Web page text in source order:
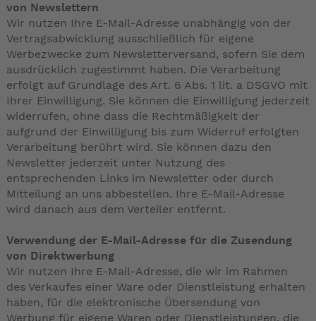
von Newslettern
Wir nutzen Ihre E-Mail-Adresse unabhängig von der
Vertragsabwicklung ausschließlich für eigene
Werbezwecke zum Newsletterversand, sofern Sie dem
ausdrücklich zugestimmt haben. Die Verarbeitung
erfolgt auf Grundlage des Art. 6 Abs. 1 lit. a DSGVO mit
Ihrer Einwilligung. Sie können die Einwilligung jederzeit
widerrufen, ohne dass die Rechtmäßigkeit der
aufgrund der Einwilligung bis zum Widerruf erfolgten
Verarbeitung berührt wird. Sie können dazu den
Newsletter jederzeit unter Nutzung des
entsprechenden Links im Newsletter oder durch
Mitteilung an uns abbestellen. Ihre E-Mail-Adresse
wird danach aus dem Verteiler entfernt.
Verwendung der E-Mail-Adresse für die Zusendung
von Direktwerbung
Wir nutzen Ihre E-Mail-Adresse, die wir im Rahmen
des Verkaufes einer Ware oder Dienstleistung erhalten
haben, für die elektronische Übersendung von
Werbung für eigene Waren oder Dienstleistungen, die